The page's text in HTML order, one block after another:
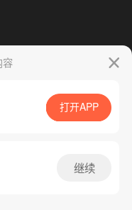
App免费看
容
打开APP
继续